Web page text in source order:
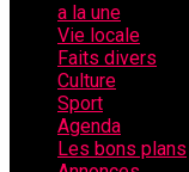
a la une
Vie locale
Faits divers
Culture
Sport
Agenda
Les bons plans